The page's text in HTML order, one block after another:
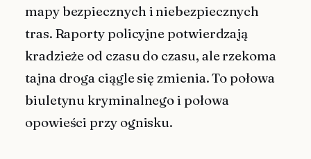
mapy bezpiecznych i niebezpiecznych
tras. Raporty policyjne potwierdzają
kradzieże od czasu do czasu, ale rzekoma
tajna droga ciągle się zmienia. To połowa
biuletynu kryminalnego i połowa
opowieści przy ognisku.